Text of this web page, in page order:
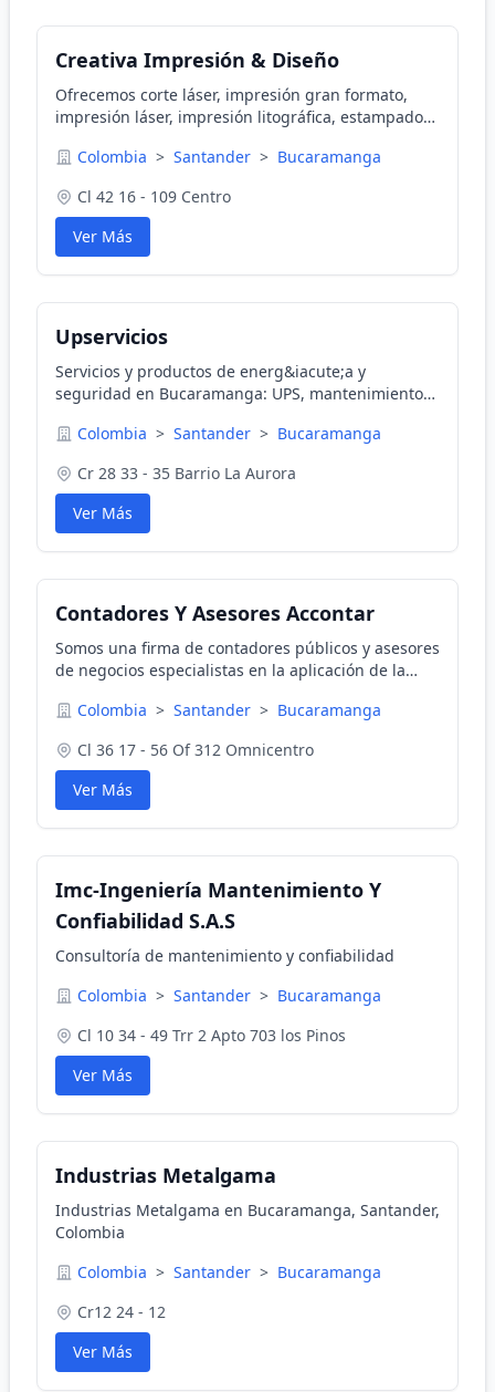
Creativa Impresión & Diseño
Ofrecemos corte láser, impresión gran formato,
impresión láser, impresión litográfica, estampados
publicidad
Colombia > Santander > Bucaramanga
Cl 42 16 - 109 Centro
Ver Más
Upservicios
Servicios y productos de energ&iacute;a y
seguridad en Bucaramanga: UPS, mantenimiento
Colombia > Santander > Bucaramanga
Cr 28 33 - 35 Barrio La Aurora
Ver Más
Contadores Y Asesores Accontar
Somos una firma de contadores públicos y asesores
de negocios especialistas en la aplicación de la
la información financiera.
Colombia > Santander > Bucaramanga
Cl 36 17 - 56 Of 312 Omnicentro
Ver Más
Imc-Ingeniería Mantenimiento Y
Confiabilidad S.A.S
Consultoría de mantenimiento y confiabilidad
Colombia > Santander > Bucaramanga
Cl 10 34 - 49 Trr 2 Apto 703 los Pinos
Ver Más
Industrias Metalgama
Industrias Metalgama en Bucaramanga, Santander,
Colombia
Colombia > Santander > Bucaramanga
Cr12 24 - 12
Ver Más